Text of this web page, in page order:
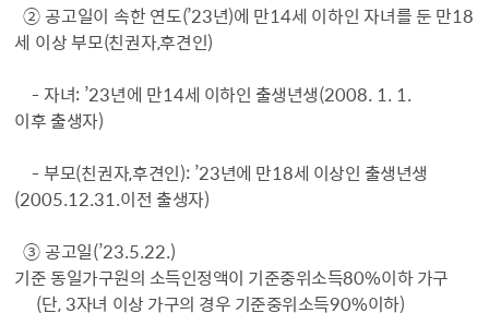
② 공고일이 속한 연도(’23년)에 만14세 이하인 자녀를 둔 만18
세 이상 부모(친권자,후견인)
-자녀: ’23년에 만14세 이하인 출생년생(2008. 1. 1.
이후 출생자)
-부모(친권자,후견인): ’23년에 만18세 이상인 출생년생
(2005.12.31.이전 출생자)
③ 공고일(’23.5.22.)
기준 동일가구원의 소득인정액이 기준중위소득80%이하 가구
(단, 3자녀 이상 가구의 경우 기준중위소득90%이하)